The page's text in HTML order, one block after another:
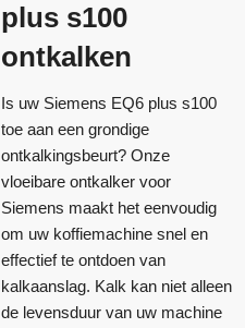
plus s100
ontkalken
Is uw Siemens EQ6 plus s100
toe aan een grondige
ontkalkingsbeurt? Onze
vloeibare ontkalker voor
Siemens maakt het eenvoudig
om uw koffiemachine snel en
effectief te ontdoen van
kalkaanslag. Kalk kan niet alleen
de levensduur van uw machine